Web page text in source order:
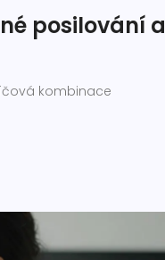
posilování a
kombinace